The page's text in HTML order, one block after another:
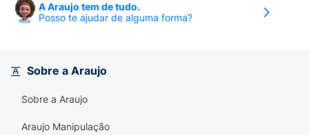
A Araujo tem de tudo.
Posso te ajudar de alguma forma?
Sobre a Araujo
Sobre a Araujo
Araujo Manipulação